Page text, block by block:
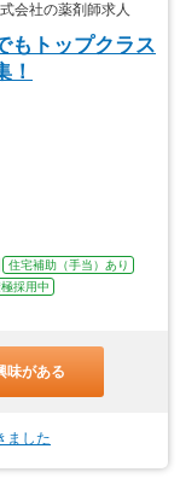
会社の薬剤師求人
もトップクラス
！
住宅補助（手当）あり
採用中
味がある
ました